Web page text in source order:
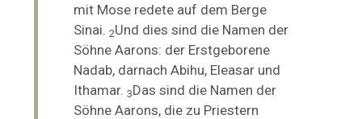
mit Mose redete auf dem Berge
Sinai.2Und dies sind die Namen der
Söhne Aarons: der Erstgeborene
Nadab, darnach Abihu, Eleasar und
Ithamar.3Das sind die Namen der
Söhne Aarons, die zu Priestern